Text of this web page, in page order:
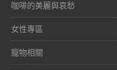
咖啡的美麗與哀愁
女性專區
寵物相關